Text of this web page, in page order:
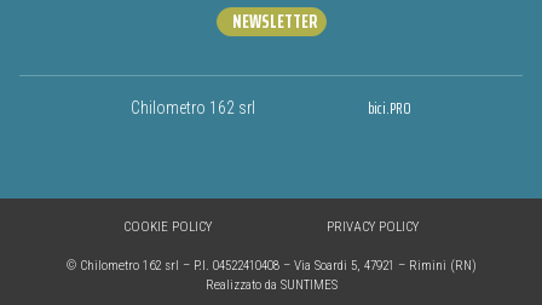
Chilometro 162 srl bici.PRO
NEWSLETTER
© Chilometro 162 srl – P.I. 04522410408 – Via Soardi 5, 47921 – Rimini (RN)
Realizzato da SUNTIMES
COOKIE POLICY PRIVACY POLICY